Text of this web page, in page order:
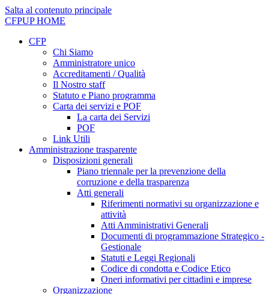
Salta al contenuto principale
CFPUPHOME
CFP
Chi Siamo
Amministratore unico
Accreditamenti / Qualità
Il Nostro staff
Statuto e Piano programma
Carta dei servizi e POF
La carta dei Servizi
POF
Link Utili
Amministrazione trasparente
Disposizioni generali
Piano triennale per la prevenzione della
corruzione e della trasparenza
Atti generali
Riferimenti normativi su organizzazione e
attività
Atti Amministrativi Generali
Documenti di programmazione Strategico -
Gestionale
Statuti e Leggi Regionali
Codice di condotta e Codice Etico
Oneri informativi per cittadini e imprese
Organizzazione